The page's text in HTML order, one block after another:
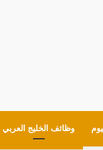
وظائف الخليج العربي